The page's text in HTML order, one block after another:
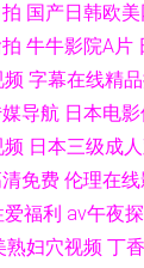
国产日韩欧
牛牛影院A片
频 字幕在线精
导航 日本电
频 日本三级成
免费 伦理在
福利 av午夜
熟妇穴视频 丁